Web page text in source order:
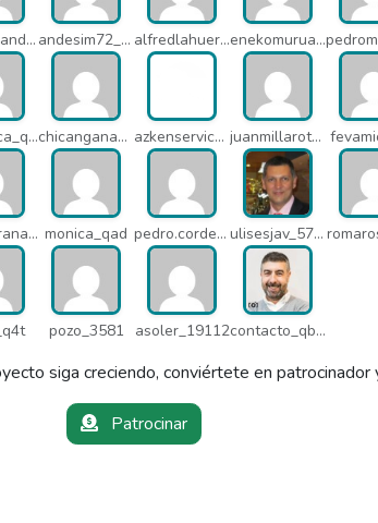
mir4.alejandrov_q5i andesim72_pa3 alfredlahuerta_oh6 enekomurua1_q65
rvpmusica_q7i chicangana01x_q7o azkenservices_mdx juanmillarot_17714
arseni.arana_16484 monica_qad pedro.corderonunez_qab ulisesjav_5758
pozo_3581 asoler_19112 contacto_qbw
siga creciendo, conviértete en
Patrocinar